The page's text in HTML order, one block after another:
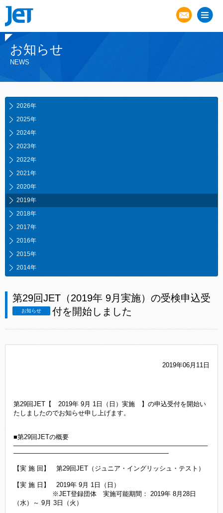
お知らせ
NEWS
2026年
2025年
2024年
2023年
2022年
2021年
2020年
2019年
2018年
2017年
2016年
2015年
2014年
第29回JET（2019年 9月実施）の受検申込受
付を開始しました
お知らせ
2019年06月11日
第29回JET【 2019年 9月 1日（日）実施 】の申込受付を開始い
たしましたのでお知らせ申し上げます。
■第29回JETの概要
――――――――――――――――――――――――――――――
――――――――――――――――――――――――
【実 施 回】 第29回JET（ジュニア・イングリッシュ・テスト）
【実 施 日】 2019年 9月 1日（日）
※JET登録団体 実施可能期間： 2019年 8月28日
（水）～ 9月 3日（火）